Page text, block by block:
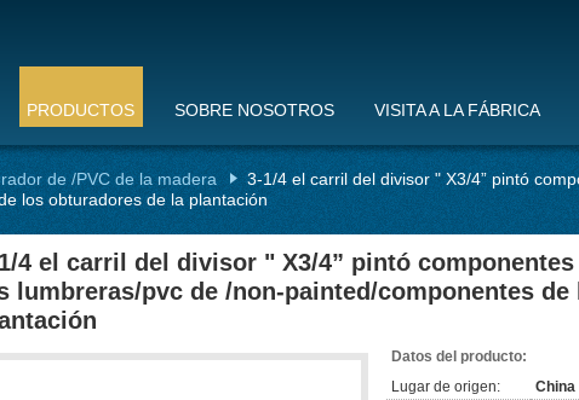
PRODUCTOS SOBRE NOSOTROS VISITA A LA FÁBRICA
de /PVC de la madera
3-1/4 el carril del divisor " X3/4” pintó
los obturadores de la plantación
4 el carril del divisor " X3/4” pintó
lumbreras/pvc de /non-painted/componentes
Datos del producto:
Lugar de origen:
China